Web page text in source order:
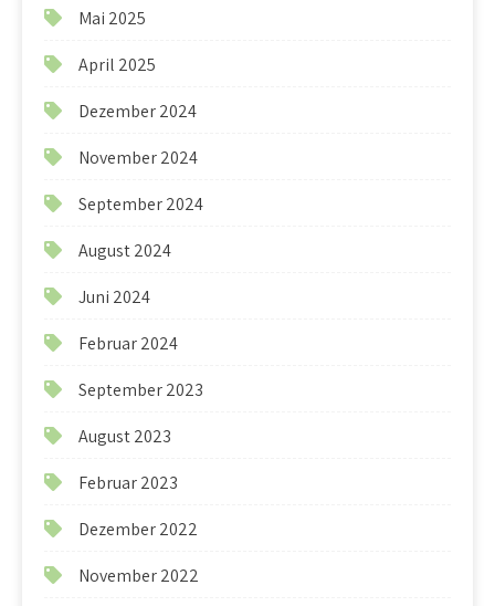
Mai 2025
April 2025
Dezember 2024
November 2024
September 2024
August 2024
Juni 2024
Februar 2024
September 2023
August 2023
Februar 2023
Dezember 2022
November 2022